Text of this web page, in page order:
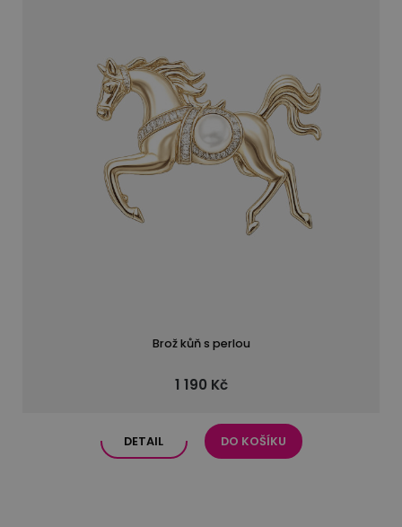
Brož kůň s perlou
1 190 Kč
DETAIL DO KOŠÍKU